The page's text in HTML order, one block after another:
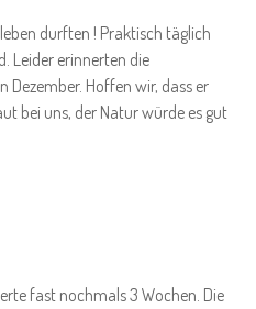
durften ! Praktisch täglich
Leider erinnerten die
Dezember. Hoffen wir, dass er
bei uns, der Natur würde es gut
fast nochmals 3 Wochen. Die